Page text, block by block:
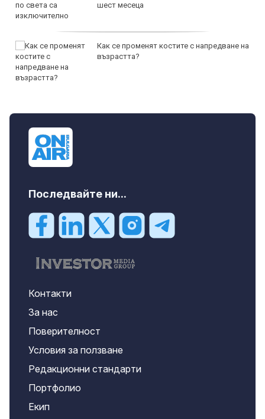
шест месеца
Как се променят костите с напредване на
възрастта?
Последвайте ни...
Контакти
За нас
Поверителност
Условия за ползване
Редакционни стандарти
Портфолио
Екип